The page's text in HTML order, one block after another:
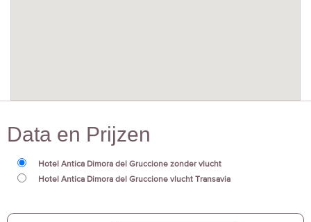
Data en Prijzen
Hotel Antica Dimora del Gruccione zonder vlucht
Hotel Antica Dimora del Gruccione vlucht Transavia